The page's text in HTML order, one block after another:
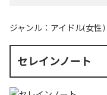
ジャンル： アイドル(女性)
セレインノート